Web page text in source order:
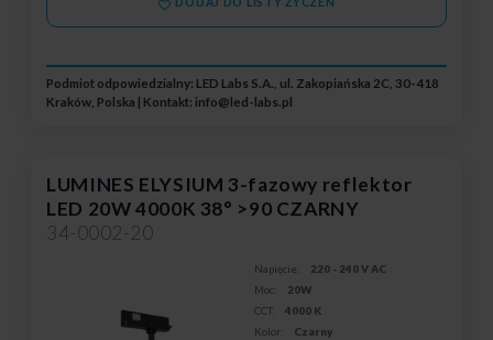
DODAJ DO LISTY ŻYCZEŃ
Podmiot odpowiedzialny: LED Labs S.A., ul. Zakopiańska 2C, 30-418
Kraków, Polska | Kontakt: info@led-labs.pl
LUMINES ELYSIUM 3-fazowy reflektor
LED 20W 4000K 38° >90 CZARNY
34-0002-20
Napięcie:
220 - 240 V AC
Moc:
20W
CCT:
4000 K
Kolor:
Czarny